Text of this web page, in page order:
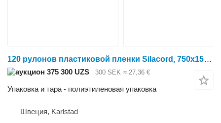
120 рулонов пластиковой пленки Silacord, 750x1500 мм
375 300 UZS 300 SEK ≈ 27,36 €
Упаковка и тара - полиэтиленовая упаковка
Швеция, Karlstad